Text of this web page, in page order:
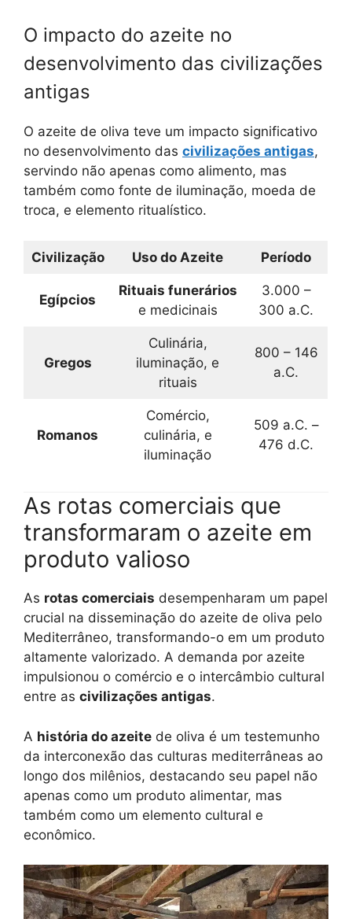
O impacto do azeite no
desenvolvimento das civilizações
antigas
O azeite de oliva teve um impacto significativo
no desenvolvimento das civilizações antigas,
servindo não apenas como alimento, mas
também como fonte de iluminação, moeda de
troca, e elemento ritualístico.
Civilização Uso do Azeite Período
Egípcios
Rituais funerários
e medicinais
3.000 –
300 a.C.
Gregos
Culinária,
iluminação, e
rituais
800 – 146
a.C.
Romanos
Comércio,
culinária, e
iluminação
509 a.C. –
476 d.C.
As rotas comerciais que
transformaram o azeite em
produto valioso
As rotas comerciais desempenharam um papel
crucial na disseminação do azeite de oliva pelo
Mediterrâneo, transformando-o em um produto
altamente valorizado. A demanda por azeite
impulsionou o comércio e o intercâmbio cultural
entre as civilizações antigas.
A história do azeite de oliva é um testemunho
da interconexão das culturas mediterrâneas ao
longo dos milênios, destacando seu papel não
apenas como um produto alimentar, mas
também como um elemento cultural e
econômico.